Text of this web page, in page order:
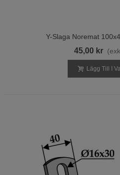
Y-Slaga Noremat
45,00 kr
Lägg Till I